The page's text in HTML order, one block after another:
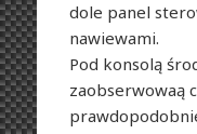
dole panel
nawiewami.
Pod konsolą
zaobserwowaą